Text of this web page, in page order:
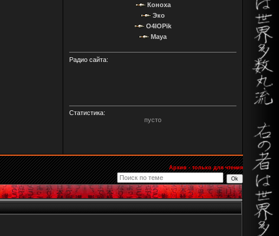
Коноха
Эко
O4IOPik
Maya
Радио сайта:
Статистика:
пусто
Архив - только для чтения